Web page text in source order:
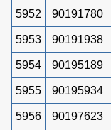
5952 90191780
5953 90191938
5954 90195189
5955 90195934
5956 90197623